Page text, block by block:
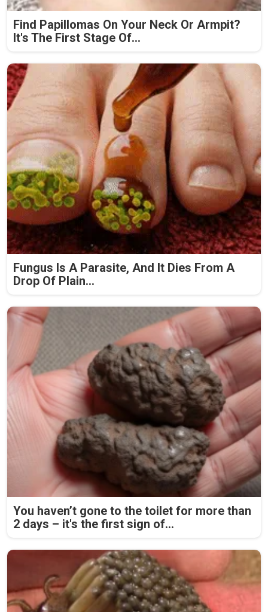
Find Papillomas On Your Neck Or Armpit?
It's The First Stage Of...
Fungus Is A Parasite, And It Dies From A
Drop Of Plain...
You haven’t gone to the toilet for more than
2 days – it's the first sign of...